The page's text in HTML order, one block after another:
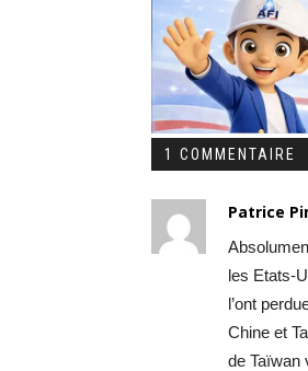
1 COMMENTAIRE
Patrice
les Etats-
l’ont
Chine et
de Taïwan